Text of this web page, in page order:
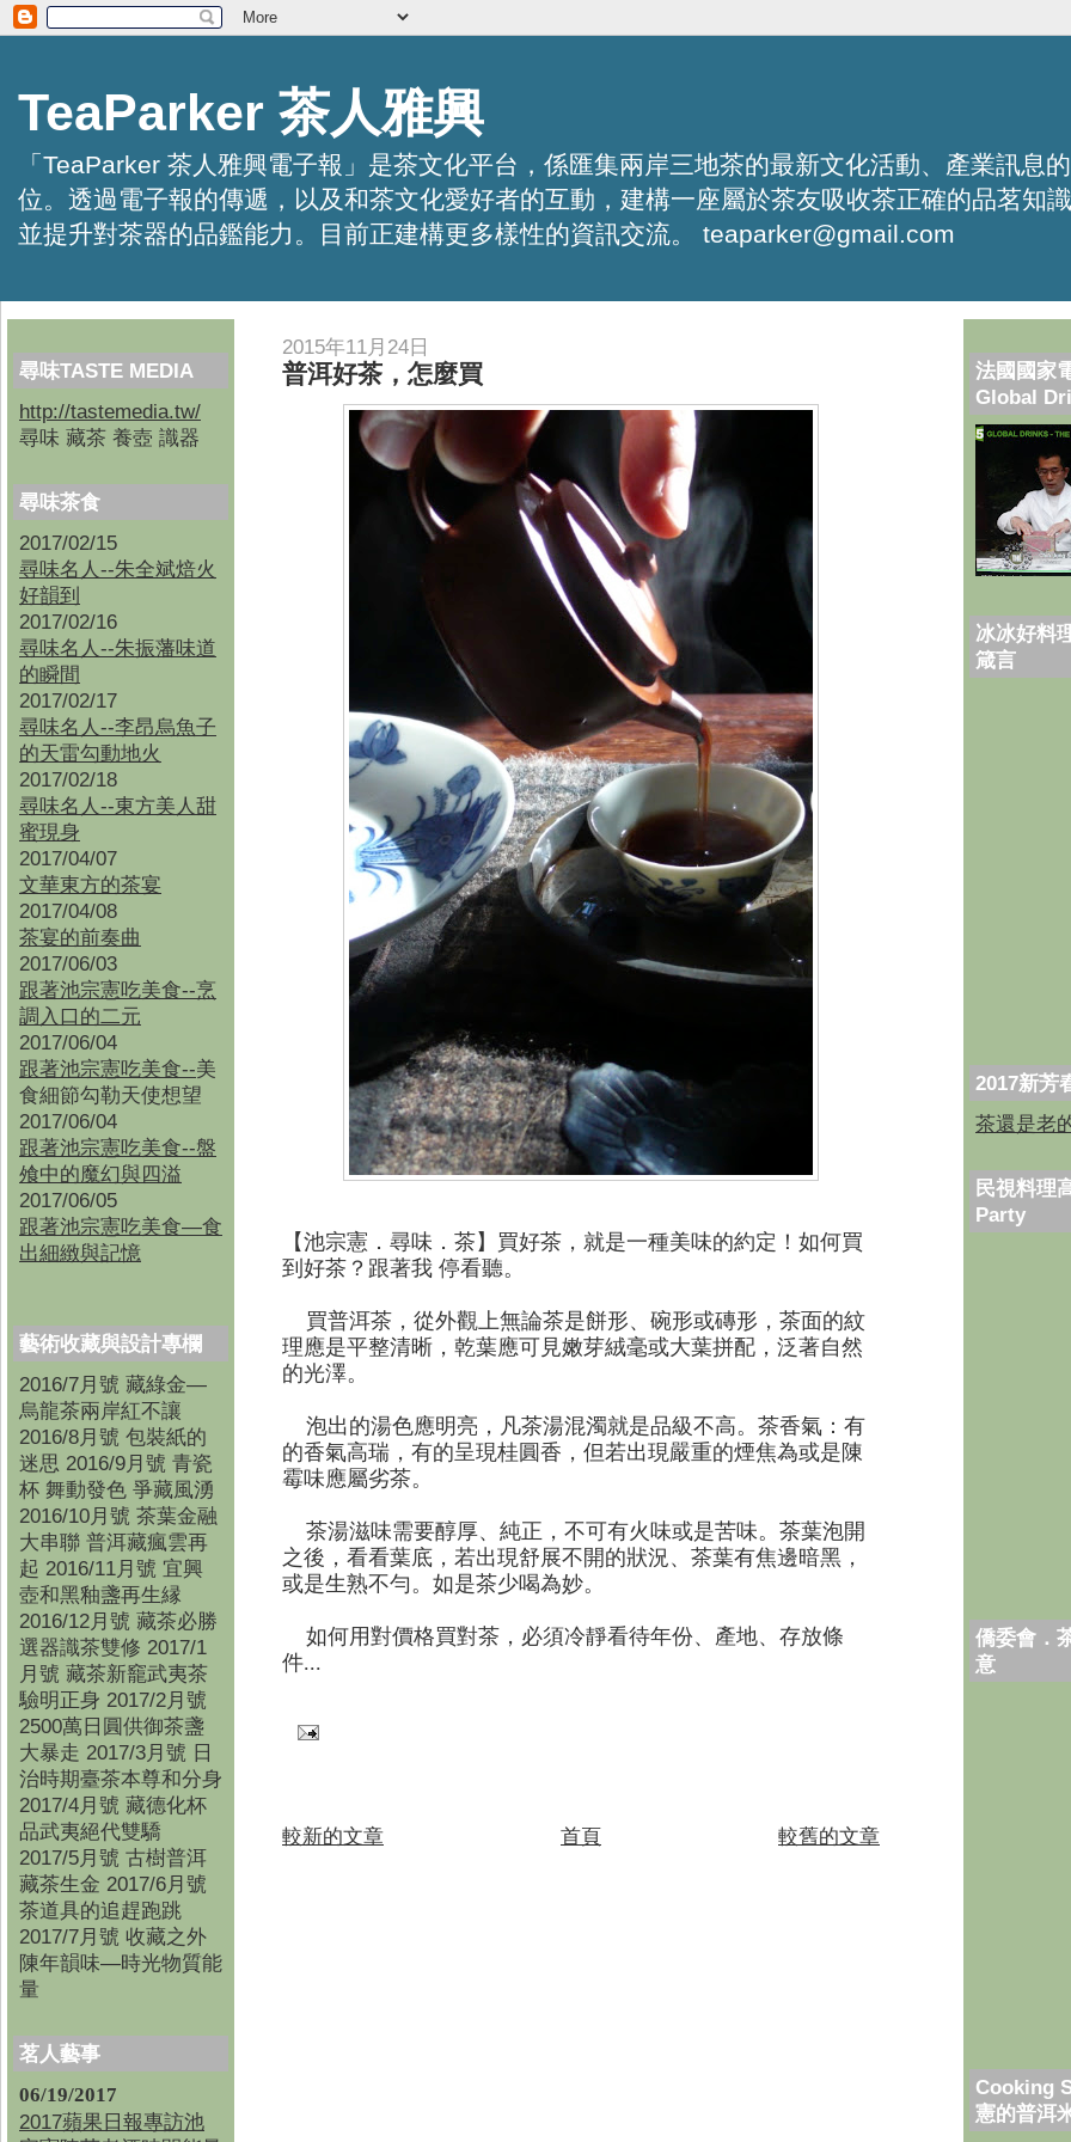
TeaParker 茶人雅興
「TeaParker 茶人雅興電子報」是茶文化平台，係匯集兩岸三地茶的最新文化活動、產業訊息
位。透過電子報的傳遞，以及和茶文化愛好者的互動，建構一座屬於茶友吸收茶正確的品茗知
並提升對茶器的品鑑能力。目前正建構更多樣性的資訊交流。 teaparker@gmail.com
尋味TASTE MEDIA
http://tastemedia.tw/
尋味 藏茶 養壺 識器
尋味茶食
2017/02/15
尋味名人--朱全斌焙火
好韻到
2017/02/16
尋味名人--朱振藩味道
的瞬間
2017/02/17
尋味名人--李昂烏魚子
的天雷勾動地火
2017/02/18
尋味名人--東方美人甜
蜜現身
2017/04/07
文華東方的茶宴
2017/04/08
茶宴的前奏曲
2017/06/03
跟著池宗憲吃美食--烹
調入口的二元
2017/06/04
跟著池宗憲吃美食--美
食細節勾勒天使想望
2017/06/04
跟著池宗憲吃美食--盤
飧中的魔幻與四溢
2017/06/05
跟著池宗憲吃美食—食
出細緻與記憶
藝術收藏與設計專欄
2016/7月號 藏綠金—
烏龍茶兩岸紅不讓
2016/8月號 包裝紙的
迷思 2016/9月號 青瓷
杯 舞動發色 爭藏風湧
2016/10月號 茶葉金融
大串聯 普洱藏瘋雲再
起 2016/11月號 宜興
壺和黑釉盞再生縁
2016/12月號 藏茶必勝
選器識茶雙修 2017/1
月號 藏茶新竉武夷茶
驗明正身 2017/2月號
2500萬日圓供御茶盞
大暴走 2017/3月號 日
治時期臺茶本尊和分身
2017/4月號 藏德化杯
品武夷絕代雙驕
2017/5月號 古樹普洱
藏茶生金 2017/6月號
茶道具的追趕跑跳
2017/7月號 收藏之外
陳年韻味—時光物質能
量
茗人藝事
06/19/2017
2017蘋果日報專訪池
2015年11月24日
普洱好茶，怎麼買
【池宗憲．尋味．茶】買好茶，就是一種美味的約定！如何買
到好茶？跟著我 停看聽。
買普洱茶，從外觀上無論茶是餅形、碗形或磚形，茶面的紋
理應是平整清晰，乾葉應可見嫩芽絨毫或大葉拼配，泛著自然
的光澤。
泡出的湯色應明亮，凡茶湯混濁就是品級不高。茶香氣：有
的香氣高瑞，有的呈現桂圓香，但若出現嚴重的煙焦為或是陳
霉味應屬劣茶。
茶湯滋味需要醇厚、純正，不可有火味或是苦味。茶葉泡開
之後，看看葉底，若出現舒展不開的狀況、茶葉有焦邊暗黑，
或是生熟不勻。如是茶少喝為妙。
如何用對價格買對茶，必須冷靜看待年份、產地、存放條
件...
較新的文章 較舊的文章
首頁
法國國家
Global
冰冰好料
箴言
2017新芳
茶還是老
民視料理
Party
僑委會．
意
Cooking
憲的普洱